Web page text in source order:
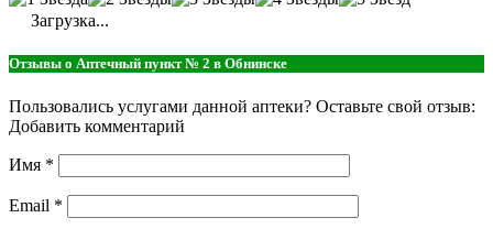
Загрузка...
Отзывы о Аптечный пункт № 2 в Обнинске
Пользовались услугами данной аптеки? Оставьте свой отзыв:
Добавить комментарий
Имя *
Email *